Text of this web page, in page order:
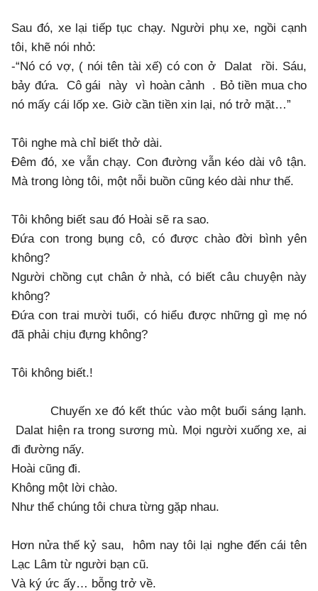
Sau đó, xe lại tiếp tục chạy. Người phụ xe, ngồi cạnh
tôi, khẽ nói nhỏ:
-“Nó có vợ, ( nói tên tài xế) có con ở Dalat rồi. Sáu,
bảy đứa. Cô gái này vì hoàn cảnh . Bỏ tiền mua cho
nó mấy cái lốp xe. Giờ cần tiền xin lại, nó trở mặt…”
Tôi nghe mà chỉ biết thở dài.
Đêm đó, xe vẫn chạy. Con đường vẫn kéo dài vô tận.
Mà trong lòng tôi, một nỗi buồn cũng kéo dài như thế.
Tôi không biết sau đó Hoài sẽ ra sao.
Đứa con trong bụng cô, có được chào đời bình yên
không?
Người chồng cụt chân ở nhà, có biết câu chuyện này
không?
Đứa con trai mười tuổi, có hiểu được những gì mẹ nó
đã phải chịu đựng không?
Tôi không biết.!
Chuyến xe đó kết thúc vào một buổi sáng lạnh.
Dalat hiện ra trong sương mù. Mọi người xuống xe, ai
đi đường nấy.
Hoài cũng đi.
Không một lời chào.
Như thể chúng tôi chưa từng gặp nhau.
Hơn nửa thế kỷ sau, hôm nay tôi lại nghe đến cái tên
Lạc Lâm từ người bạn cũ.
Và ký ức ấy… bỗng trở về.